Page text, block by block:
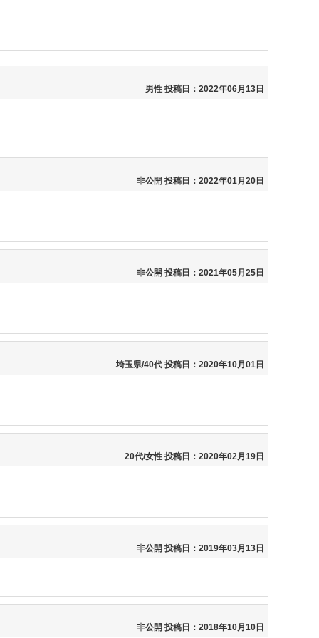
男性 投稿日：2022年06月13日
非公開 投稿日：2022年01月20日
非公開 投稿日：2021年05月25日
埼玉県/40代 投稿日：2020年10月01日
20代/女性 投稿日：2020年02月19日
非公開 投稿日：2019年03月13日
非公開 投稿日：2018年10月10日